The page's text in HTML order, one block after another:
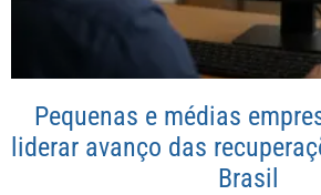
Pequenas e médias
liderar avanço das
Brasil